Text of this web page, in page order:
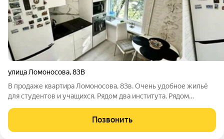
улица Ломоносова,83В
В продаже квартира Ломоносова, 83в. Очень удобное жильё
для студентов и учащихся. Рядом два института. Рядом
Воронежский рынок. В 3 минутах лес, пляж. Областная детская
и взрослая больницы.
Позвонить